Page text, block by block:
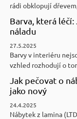
rádi obklopují
Barva, která
náladu
27.5.2025
Barvy v interiéru
vzhled rozhodují o
Jak pečovat o
jako nový
24.4.2025
Nábytek z lamina